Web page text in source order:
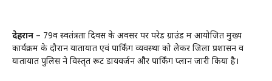
देहरादून – 79वें स्वतंत्रता दिवस के अवसर पर परेड ग्राउंड में आयोजित मुख्य
कार्यक्रम के दौरान यातायात एवं पार्किंग व्यवस्था को लेकर जिला प्रशासन व
यातायात पुलिस ने विस्तृत रूट डायवर्जन और पार्किंग प्लान जारी किया है।